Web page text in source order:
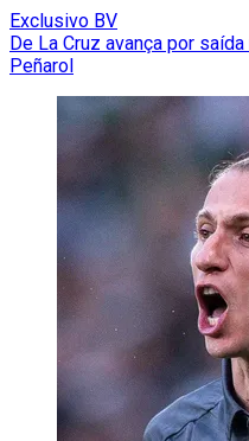
Exclusivo BV
De La Cruz avança por
Peñarol